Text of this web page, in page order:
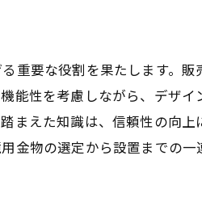
重要な役割を果たします。
能性を考慮しながら、デザ
まえた知識は、信頼性の向
金物の選定から設置までの